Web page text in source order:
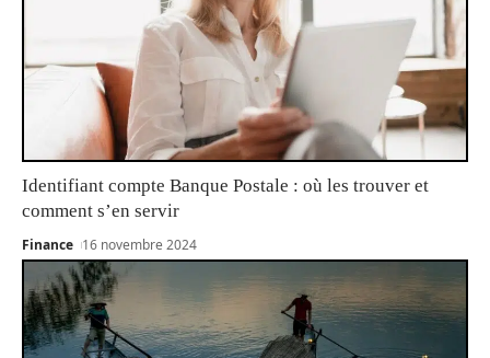
Identifiant compte Banque Postale : où les trouver et
comment s’en servir
Finance 16 novembre 2024